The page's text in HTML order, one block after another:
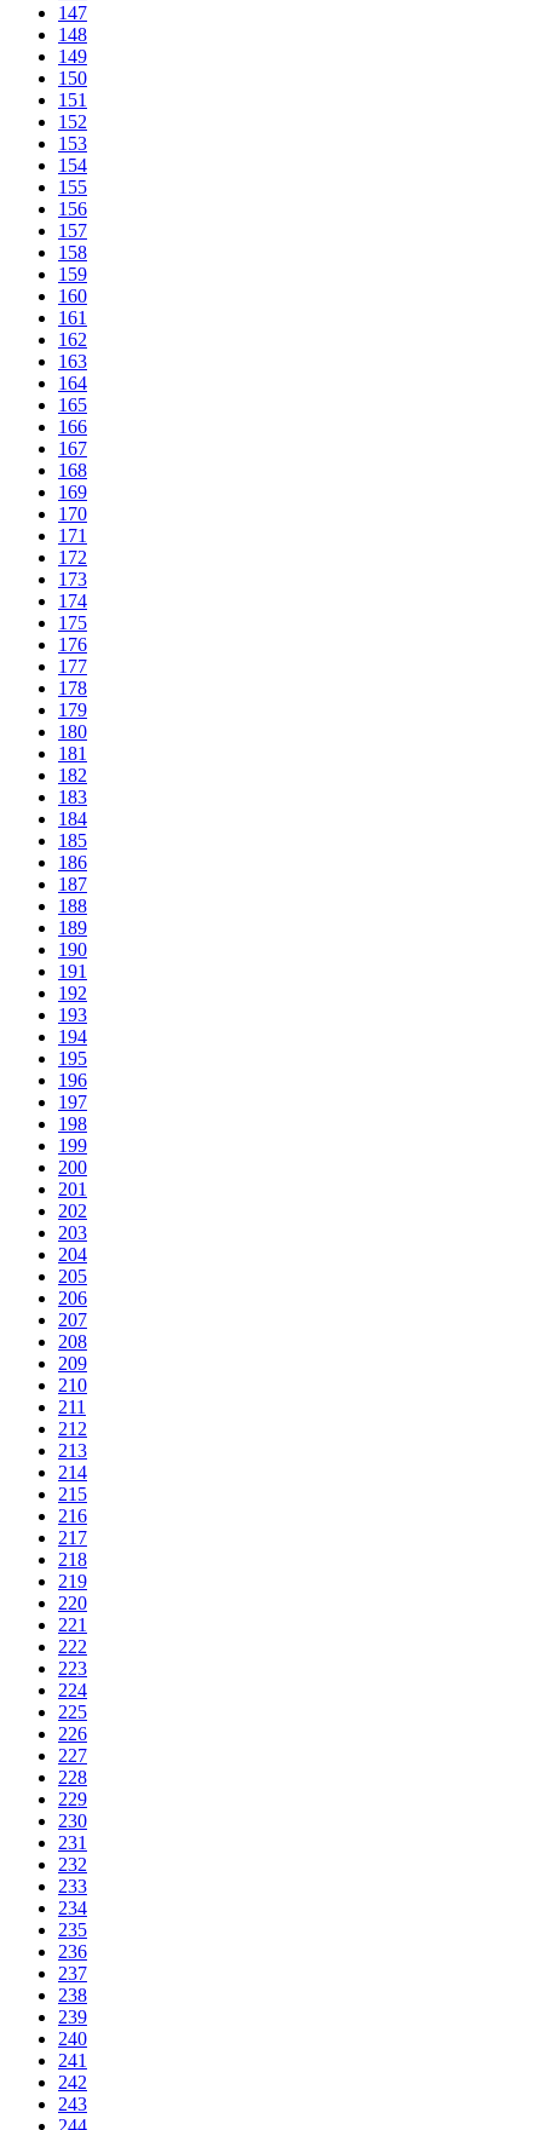
147
148
149
150
151
152
153
154
155
156
157
158
159
160
161
162
163
164
165
166
167
168
169
170
171
172
173
174
175
176
177
178
179
180
181
182
183
184
185
186
187
188
189
190
191
192
193
194
195
196
197
198
199
200
201
202
203
204
205
206
207
208
209
210
211
212
213
214
215
216
217
218
219
220
221
222
223
224
225
226
227
228
229
230
231
232
233
234
235
236
237
238
239
240
241
242
243
244